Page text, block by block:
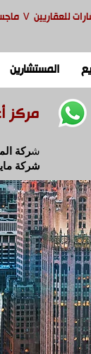
للعقاريين
المستشارين
مركز
شركة
شركة